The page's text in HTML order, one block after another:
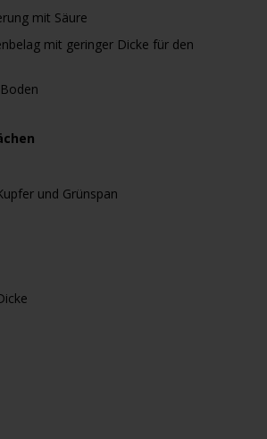
mit Säure
mit geringer Dicke für den
und Grünspan